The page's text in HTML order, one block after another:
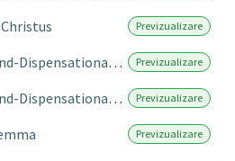
Previzualizare
Bundestheologie-und-Dispensationalismus-einfach-erklart Previzualizare
Bundestheologie-und-Dispensationalismus Previzualizare
Previzualizare